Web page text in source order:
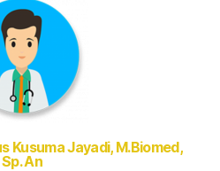
Kusuma Jayadi, M.Biomed,
Sp. An